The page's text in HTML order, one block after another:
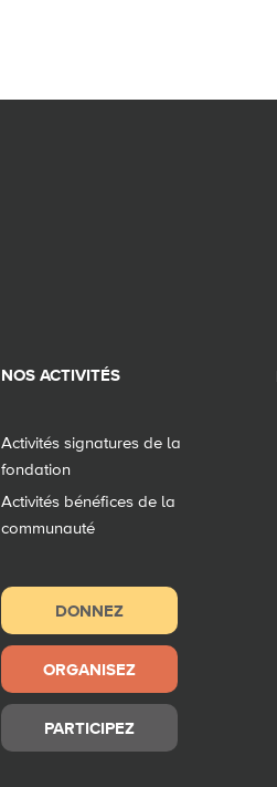
NOS ACTIVITÉS
Activités signatures de la
fondation
Activités bénéfices de la
communauté
DONNEZ
ORGANISEZ
PARTICIPEZ